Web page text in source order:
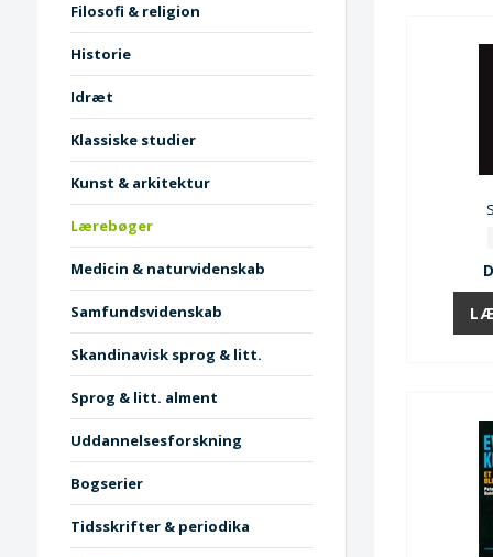
Filosofi & religion
Historie
Idræt
Klassiske studier
Kunst & arkitektur
Lærebøger
Medicin & naturvidenskab
Samfundsvidenskab
Skandinavisk sprog & litt.
Sprog & litt. alment
Uddannelsesforskning
Bogserier
Tidsskrifter & periodika